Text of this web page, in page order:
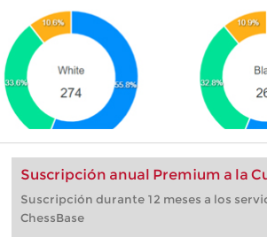
Suscripción anual Premium a la
Suscripción durante 12 meses a los
ChessBase